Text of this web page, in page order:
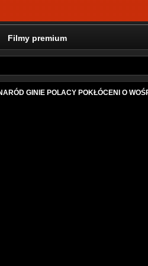
Filmy premium
GINIE POLACY POKŁÓCENI O